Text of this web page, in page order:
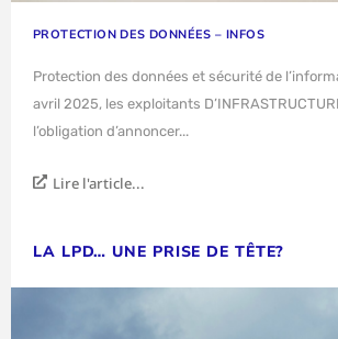
PROTECTION DES DONNÉES – INFOS
Protection des données et sécurité de
avril 2025, les exploitants
l’obligation d’annoncer...
Lire l'article...
LA LPD… UNE PRISE DE TÊTE?